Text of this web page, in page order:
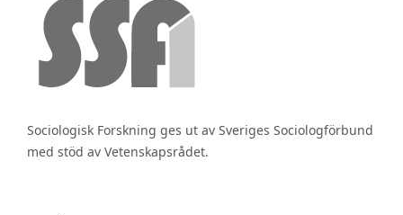
Sociologisk Forskning ges ut av Sveriges Sociologförbund
med stöd av Vetenskapsrådet.